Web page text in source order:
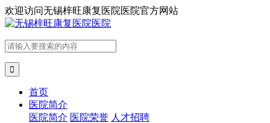
欢迎访问无锡梓旺康复医院医院官方网站

首页
医院简介
医院简介 医院荣誉 人才招聘